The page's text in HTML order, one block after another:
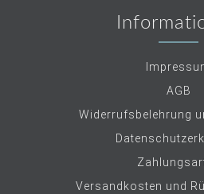
AGB
Widerrufsbelehrung
Versandkosten und